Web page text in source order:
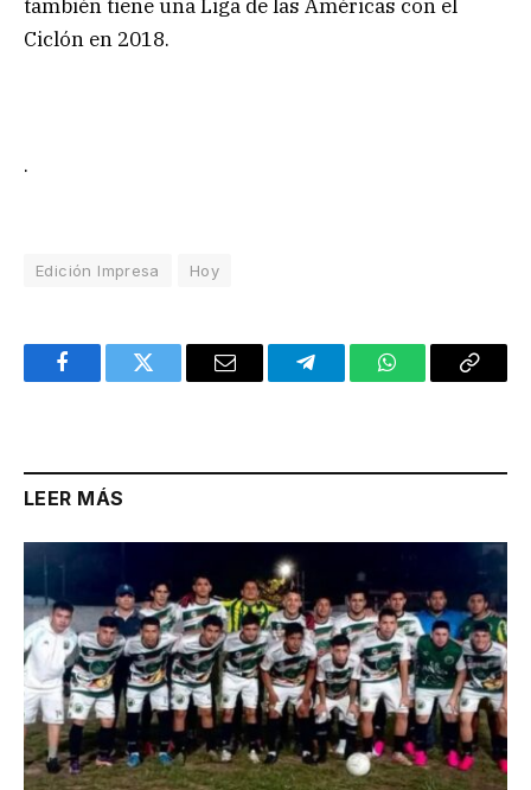
también tiene una Liga de las Américas con el
Ciclón en 2018.
.
Edición Impresa Hoy
FacebookTwitter Email TelegramWhatsAppCopy
LEER MÁS